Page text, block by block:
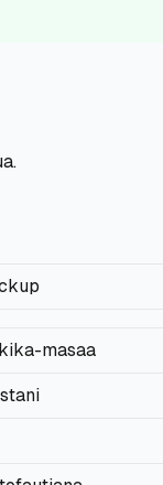
masaa